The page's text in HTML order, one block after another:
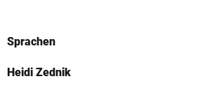
Sprachen
Heidi Zednik